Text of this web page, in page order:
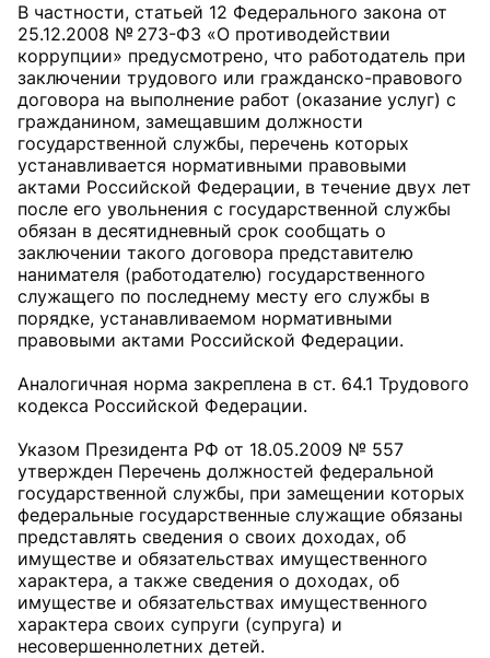
В частности, статьей 12 Федерального закона от
25.12.2008 № 273-ФЗ «О противодействии
коррупции» предусмотрено, что работодатель при
заключении трудового или гражданско-правового
договора на выполнение работ (оказание услуг) с
гражданином, замещавшим должности
государственной службы, перечень которых
устанавливается нормативными правовыми
актами Российской Федерации, в течение двух лет
после его увольнения с государственной службы
обязан в десятидневный срок сообщать о
заключении такого договора представителю
нанимателя (работодателю) государственного
служащего по последнему месту его службы в
порядке, устанавливаемом нормативными
правовыми актами Российской Федерации.
Аналогичная норма закреплена в ст. 64.1 Трудового
кодекса Российской Федерации.
Указом Президента РФ от 18.05.2009 № 557
утвержден Перечень должностей федеральной
государственной службы, при замещении которых
федеральные государственные служащие обязаны
представлять сведения о своих доходах, об
имуществе и обязательствах имущественного
характера, а также сведения о доходах, об
имуществе и обязательствах имущественного
характера своих супруги (супруга) и
несовершеннолетних детей.